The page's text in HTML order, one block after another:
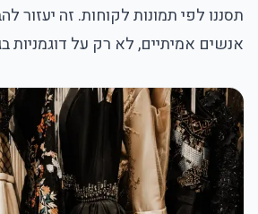
תסננו לפי תמונות לקוחות. זה יעזור
אנשים אמיתיים, לא רק על דוגמניות